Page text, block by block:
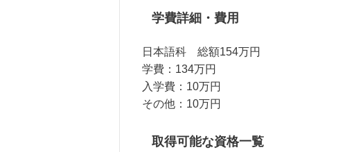
学費詳細・費用
日本語科 総額154万円
学費：134万円
入学費：10万円
その他：10万円
取得可能な資格一覧